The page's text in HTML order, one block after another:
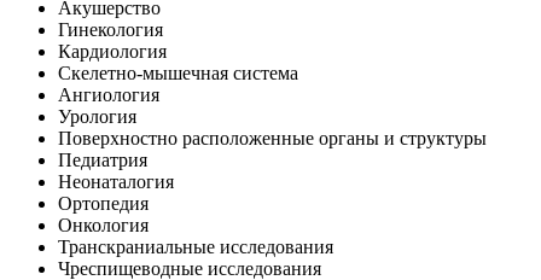
Акушерство
Гинекология
Кардиология
Скелетно-мышечная система
Ангиология
Урология
Поверхностно расположенные органы и структуры
Педиатрия
Неонаталогия
Ортопедия
Онкология
Транскраниальные исследования
Чреспищеводные исследования